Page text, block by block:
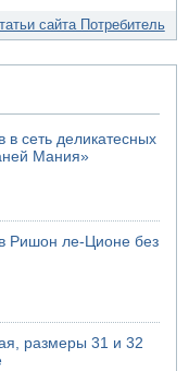
сайта Потребитель
в сеть деликатесных
Мания»
Ришон ле-Ционе без
размеры 31 и 32